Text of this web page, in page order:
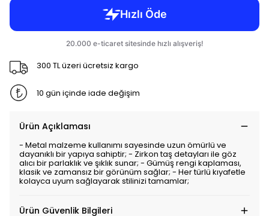
300 TL üzeri ücretsiz kargo
10 gün içinde iade değişim
Ürün Açıklaması
- Metal malzeme kullanımı sayesinde uzun ömürlü ve
dayanıklı bir yapıya sahiptir; - Zirkon taş detayları ile göz
alıcı bir parlaklık ve şıklık sunar; - Gümüş rengi kaplaması,
klasik ve zamansız bir görünüm sağlar; - Her türlü kıyafetle
kolayca uyum sağlayarak stilinizi tamamlar;
Ürün Güvenlik Bilgileri